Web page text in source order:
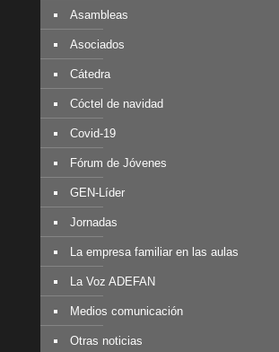
Asambleas
Asociados
Cátedra
Cóctel de navidad
Covid-19
Fórum de Jóvenes
GEN-Líder
Jornadas
La empresa familiar en las aulas
La Voz ADEFAN
Medios comunicación
Otras noticias